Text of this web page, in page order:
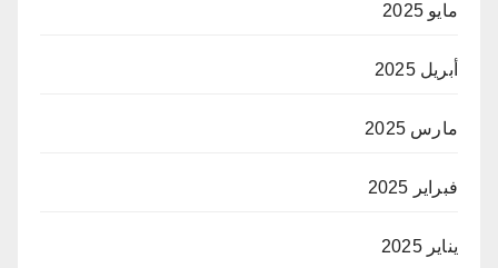
مايو 2025
أبريل 2025
مارس 2025
فبراير 2025
يناير 2025